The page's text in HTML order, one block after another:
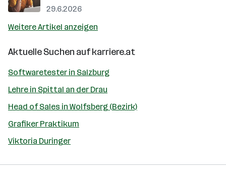
29.6.2026
Weitere Artikel anzeigen
Aktuelle Suchen aufkarriere.at
Softwaretester in Salzburg
Lehre in Spittal an der Drau
Head of Sales in Wolfsberg (Bezirk)
Grafiker Praktikum
Viktoria Duringer